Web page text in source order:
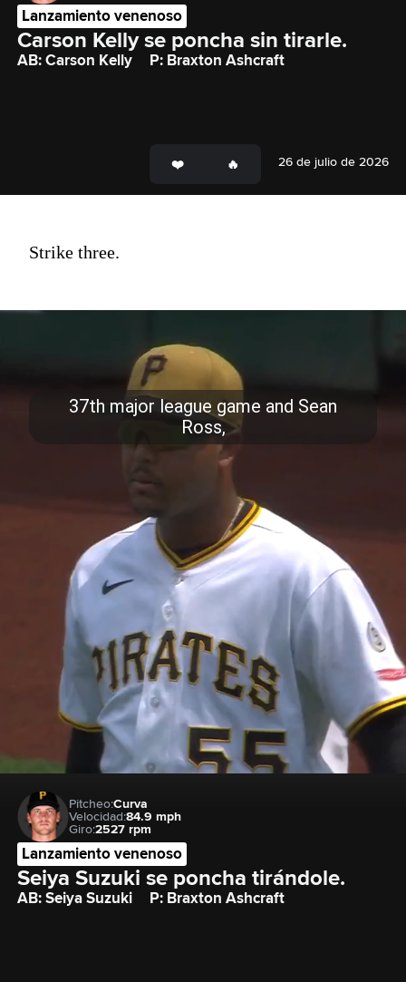
Lanzamiento venenoso
Carson Kelly se poncha sin tirarle.
AB: Carson Kelly P: Braxton Ashcraft
26 de julio de 2026
Strike three.
Pitcheo:Curva
Velocidad:84.9 mph
Giro:2527 rpm
Lanzamiento venenoso
Seiya Suzuki se poncha tirándole.
AB: Seiya Suzuki P: Braxton Ashcraft